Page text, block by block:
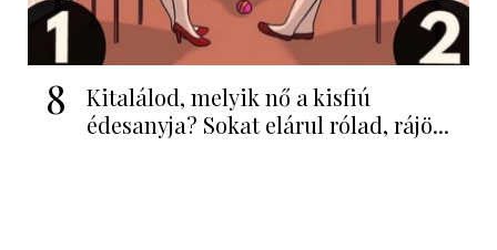
8
Kitalálod, melyik nő a kisfiú
édesanyja? Sokat elárul rólad, rájö...